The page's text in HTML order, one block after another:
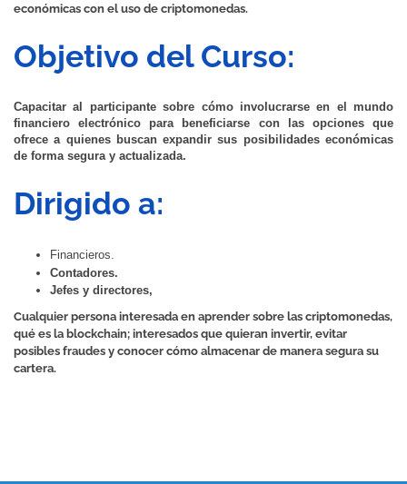
económicas con el uso de criptomonedas.
Objetivo del Curso:
Capacitar al participante sobre cómo involucrarse en el mundo
financiero electrónico para beneficiarse con las opciones que
ofrece a quienes buscan expandir sus posibilidades económicas
de forma segura y actualizada.
Dirigido a:
Financieros.
Contadores.
Jefes y directores,
Cualquier persona interesada en aprender sobre las criptomonedas,
qué es la blockchain; interesados que quieran invertir, evitar
posibles fraudes y conocer cómo almacenar de manera segura su
cartera.